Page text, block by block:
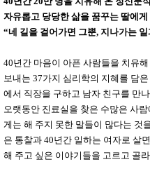
건조식
품
농산품
아 매트
DVD
유아 보
드(칠
판)
조형물
DIY
유아 이
유식
자유롭고 당당한 삶을 꿈꾸는 딸에
“네 길을 걸어가면 그뿐, 지나가는
40년간 마음이 아픈 사람들을 치유
보내는 37가지 심리학의 지혜를 담
에서 직장을 구하고 남자 친구를 만
오랫동안 진료실을 찾은 수많은 사
게는 해 주지 못한 말들이 많다는 것
은 통찰과 40년간 일하는 여자로 살
해 주고 싶은 이야기들을 고르고 골